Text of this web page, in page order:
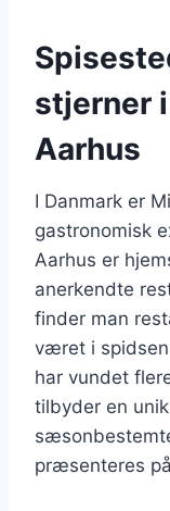
stjerner
Aarhus
I Danmark er
gastronomisk
Aarhus er
anerkendte
finder man
været i
har vundet
tilbyder en
præsenteres